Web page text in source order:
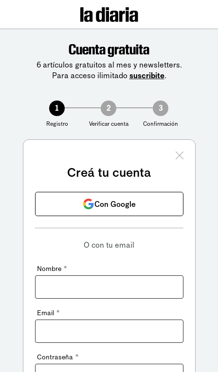
Cuenta gratuita
6 artículos gratuitos al mes y newsletters.
Para acceso ilimitado suscribite.
1
Registro
2
Verificar cuenta
3
Confirmación
Creá tu cuenta
Con Google
O con tu email
Nombre *
Email *
Contraseña *